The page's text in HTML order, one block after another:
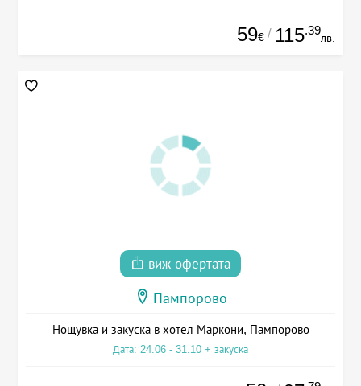
59€ / 115.39
лв.
виж офертата
Пампорово
Нощувка и закуска в хотел Маркони, Пампорово
Дата: 24.06 - 31.10 + закуска